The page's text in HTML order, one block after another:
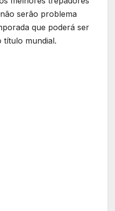
serão problema
que poderá ser
título mundial.